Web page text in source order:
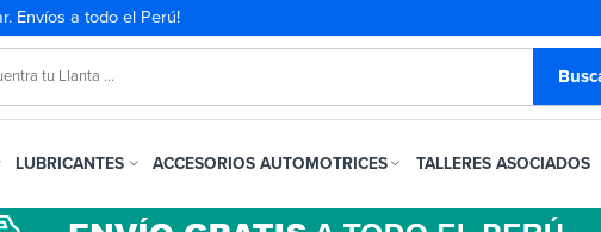
Envíos a todo el Perú!
LUBRICANTES ACCESORIOS AUTOMOTRICES TALLERES ASOCIADOS